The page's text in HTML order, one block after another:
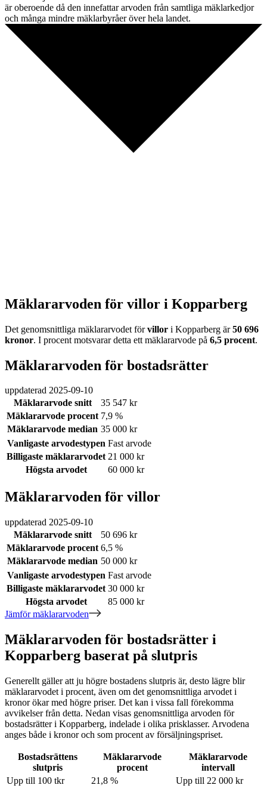
är oberoende då den innefattar arvoden från samtliga mäklarkedjor
och många mindre mäklarbyråer över hela landet.
Mäklararvoden för villor i Kopparberg
Det genomsnittliga mäklararvodet förvillor i Kopparberg är50 696
kronor. I procent motsvarar detta ett mäklararvode på 6,5 procent.
Mäklararvoden för bostadsrätter
uppdaterad 2025-09-10
Mäklararvode snitt
35 547 kr
Mäklararvode procent 7,9 %
Mäklararvode median 35 000 kr
Vanligaste arvodestypen Fast arvode
Billigaste mäklararvodet 21 000 kr
Högsta arvodet
60 000 kr
Mäklararvoden för villor
uppdaterad 2025-09-10
Mäklararvode snitt
50 696 kr
Mäklararvode procent 6,5 %
Mäklararvode median 50 000 kr
Vanligaste arvodestypen Fast arvode
Billigaste mäklararvodet 30 000 kr
Högsta arvodet
85 000 kr
Jämför mäklararvoden
Mäklararvoden för bostadsrätter i
Kopparberg baserat på slutpris
Generellt gäller att ju högre bostadens slutpris är, desto lägre blir
mäklararvodet i procent, även om det genomsnittliga arvodet i
kronor ökar med högre priser. Det kan i vissa fall förekomma
avvikelser från detta. Nedan visas genomsnittliga arvoden för
bostadsrätteri Kopparberg, indelade i olika prisklasser. Arvodena
anges både i kronor och som procent av försäljningspriset.
Bostadsrättens
slutpris
Mäklararvode
procent
Mäklararvode
intervall
Upp till 100 tkr
21,8 %
Upp till 22 000 kr